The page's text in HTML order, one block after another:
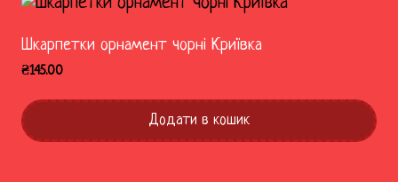
Шкарпетки орнамент чорні Криївка
₴145.00
Додати в кошик